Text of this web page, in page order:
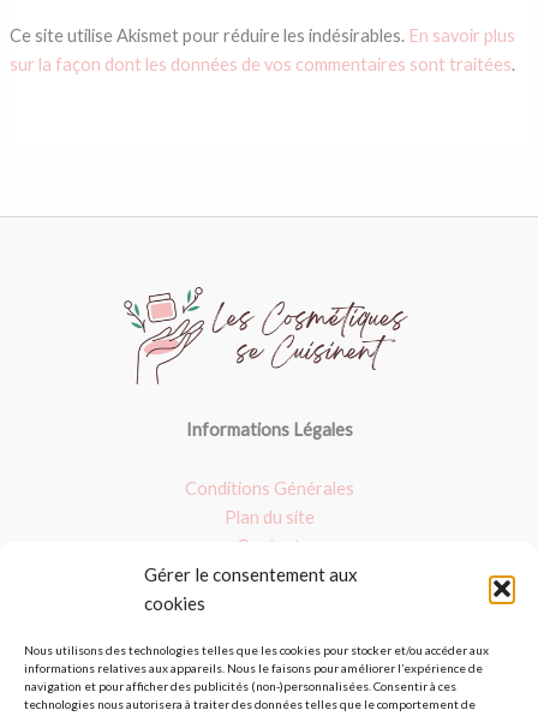
Gérer le consentement aux
cookies
Nous utilisons des technologies telles que les cookies pour stocker et/ou accéder aux
informations relatives aux appareils. Nous le faisons pour améliorer l’expérience de
navigation et pour afficher des publicités (non-)personnalisées. Consentir à ces
technologies nous autorisera à traiter des données telles que le comportement de
Ce site utilise Akismet pour réduire les indésirables. En savoir plus
sur la façon dont les données de vos commentaires sont traitées.
Informations Légales
Conditions Générales
Plan du site
Contact
Nos dossiers
Argile verte
Masques : Avis et fait maison
Les produits bio